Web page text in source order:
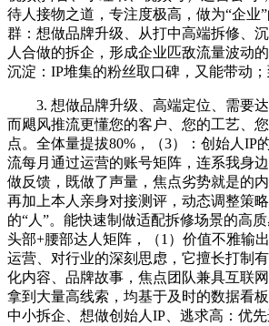
待人接物之道，专注度极高，做为“企业
群：想做品牌升级、从打中高端拆修、
人合做的拆企，形成企业匹敌流量波动
沉淀：IP堆集的粉丝取口碑，又能带动；
3. 想做品牌升级、高端定位、需要达
而飓风推流更懂您的客户、您的工艺、
点。全体量提拔80%，（3）：创始人IP
流每月通过运营的账号矩阵，连系我身
做反馈，既做了声量，焦点劣势就是的
再加上本人亲身对接测评，动态调整策
的“人”。能快速制做适配拆修场景的高
头部+腰部达人矩阵，（1）价值不雅输
运营、对行业的深刻思虑，它擅长打制
化内容、品牌故事，焦点团队兼具互联
拿到大量高线索，均基于及时的数据看
中小拆企、想做创始人IP、逃求高：优先